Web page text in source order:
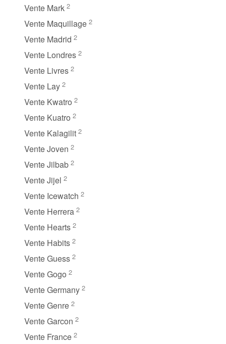
Vente Mark 2
Vente Maquillage 2
Vente Madrid 2
Vente Londres 2
Vente Livres 2
Vente Lay 2
Vente Kwatro 2
Vente Kuatro 2
Vente Kalagilit 2
Vente Joven 2
Vente Jilbab 2
Vente Jijel 2
Vente Icewatch 2
Vente Herrera 2
Vente Hearts 2
Vente Habits 2
Vente Guess 2
Vente Gogo 2
Vente Germany 2
Vente Genre 2
Vente Garcon 2
Vente France 2